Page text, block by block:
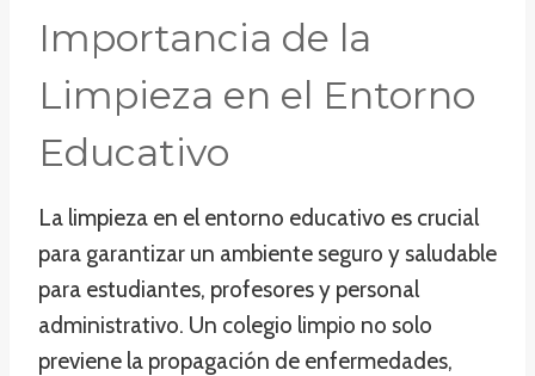
Importancia de la
Limpieza en el Entorno
Educativo
La limpieza en el entorno educativo es crucial
para garantizar un ambiente seguro y saludable
para estudiantes, profesores y personal
administrativo. Un colegio limpio no solo
previene la propagación de enfermedades,